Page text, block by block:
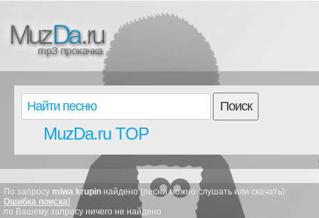
Поиск
MuzDa.ru TOP
По запросу miwa krupin найдено (песни можно слушать или скачать):
Ошибка поиска!
по Вашему запросу ничего не найдено